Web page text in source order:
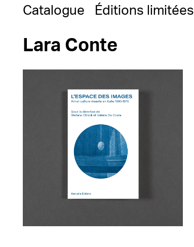
Catalogue Éditions limitées
Lara Conte